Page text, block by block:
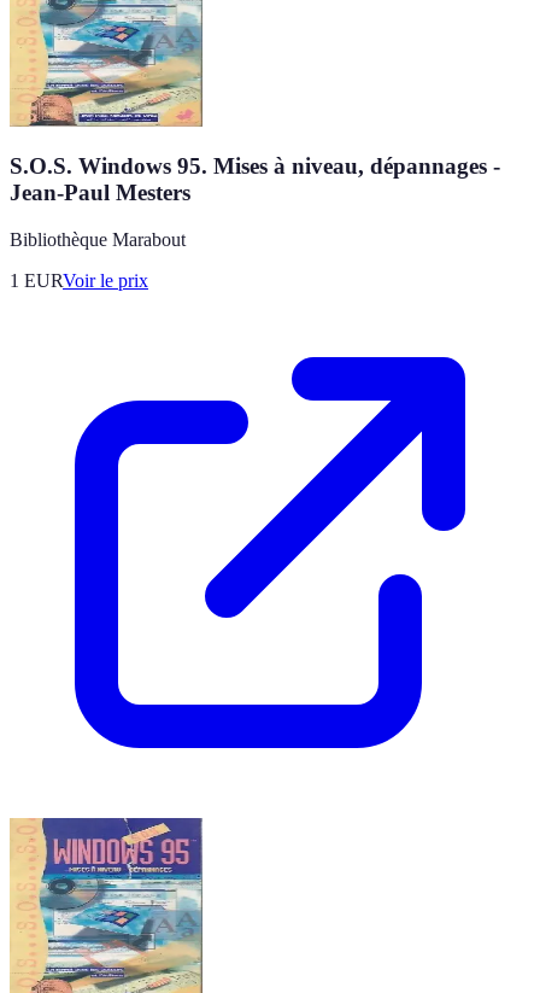
S.O.S. Windows 95. Mises à niveau, dépannages -
Jean-Paul Mesters
Bibliothèque Marabout
1 EURVoir le prix